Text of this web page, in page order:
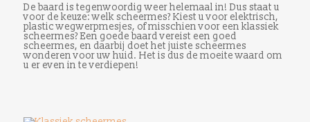
De baard is tegenwoordig weer helemaal in! Dus staat u
voor de keuze: welk scheermes? Kiest u voor elektrisch,
plastic wegwerpmesjes, of misschien voor een klassiek
scheermes? Een goede baard vereist een goed
scheermes, en daarbij doet het juiste scheermes
wonderen voor uw huid. Het is dus de moeite waard om
u er even in te verdiepen!